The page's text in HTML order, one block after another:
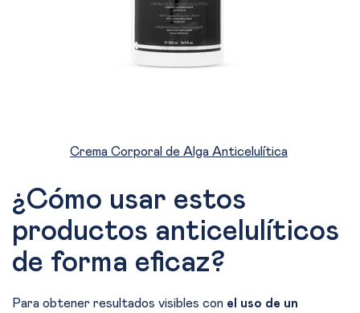
Crema Corporal de Alga Anticelulítica
¿Cómo usar estos
productos anticelulíticos
de forma eficaz?
Para obtener resultados visibles con el uso de un